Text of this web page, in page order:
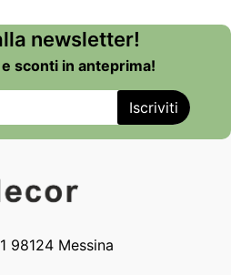
newsletter!
sconti in anteprima!
98124 Messina